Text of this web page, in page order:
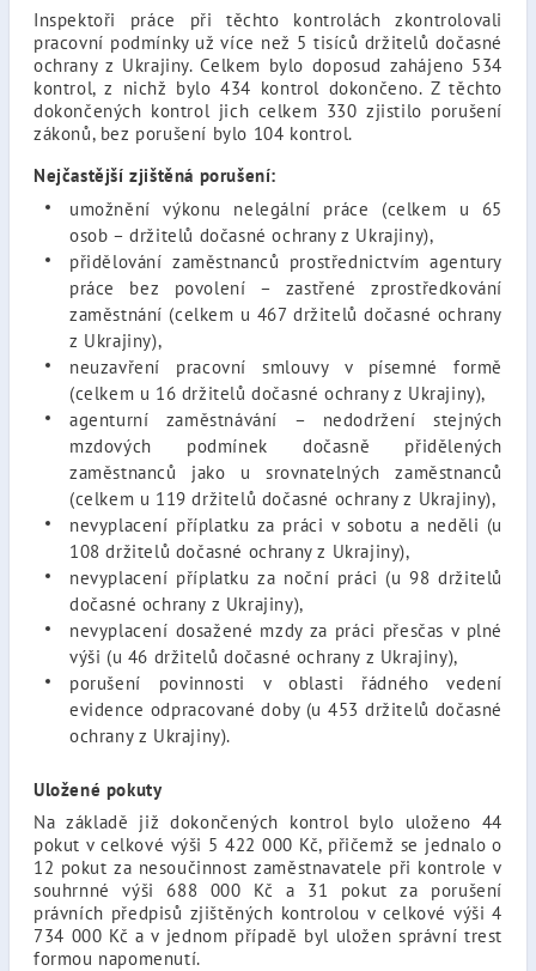
Inspektoři práce při těchto kontrolách zkontrolovali
pracovní podmínky už více než 5 tisíců držitelů dočasné
ochrany z Ukrajiny. Celkem bylo doposud zahájeno 534
kontrol, z nichž bylo 434 kontrol dokončeno. Z těchto
dokončených kontrol jich celkem 330 zjistilo porušení
zákonů, bez porušení bylo 104 kontrol.
Nejčastější zjištěná porušení:
umožnění výkonu nelegální práce (celkem u 65
osob – držitelů dočasné ochrany z Ukrajiny),
přidělování zaměstnanců prostřednictvím agentury
práce bez povolení – zastřené zprostředkování
zaměstnání (celkem u 467 držitelů dočasné ochrany
z Ukrajiny),
neuzavření pracovní smlouvy v písemné formě
(celkem u 16 držitelů dočasné ochrany z Ukrajiny),
agenturní zaměstnávání – nedodržení stejných
mzdových podmínek dočasně přidělených
zaměstnanců jako u srovnatelných zaměstnanců
(celkem u 119 držitelů dočasné ochrany z Ukrajiny),
nevyplacení příplatku za práci v sobotu a neděli (u
108 držitelů dočasné ochrany z Ukrajiny),
nevyplacení příplatku za noční práci (u 98 držitelů
dočasné ochrany z Ukrajiny),
nevyplacení dosažené mzdy za práci přesčas v plné
výši (u 46 držitelů dočasné ochrany z Ukrajiny),
porušení povinnosti v oblasti řádného vedení
evidence odpracované doby (u 453 držitelů dočasné
ochrany z Ukrajiny).
Uložené pokuty
Na základě již dokončených kontrol bylo uloženo 44
pokut v celkové výši 5 422 000 Kč, přičemž se jednalo o
12 pokut za nesoučinnost zaměstnavatele při kontrole v
souhrnné výši 688 000 Kč a 31 pokut za porušení
právních předpisů zjištěných kontrolou v celkové výši 4
734 000 Kč a v jednom případě byl uložen správní trest
formou napomenutí.